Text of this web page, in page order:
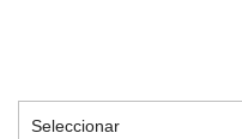
Seleccionar